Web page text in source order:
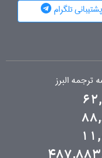
پشتیبانی تلگرام
البرز